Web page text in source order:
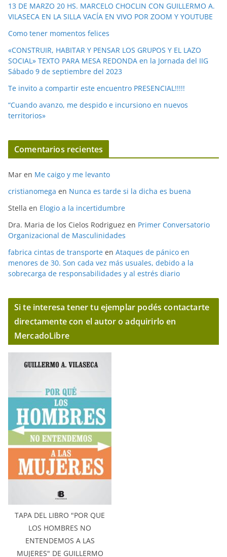
o
13 DE MARZO 20 HS. MARCELO CHOCLIN CON GUILLERMO A.
VILASECA EN LA SILLA VACÍA EN VIVO POR ZOOM Y YOUTUBE
Como tener momentos felices
«CONSTRUIR, HABITAR Y PENSAR LOS GRUPOS Y EL LAZO
SOCIAL» TEXTO PARA MESA REDONDA en la Jornada del IIG
Sábado 9 de septiembre del 2023
Te invito a compartir este encuentro PRESENCIAL!!!!!
“Cuando avanzo, me despido e incursiono en nuevos
territorios»
Comentarios recientes
Mar en Me caigo y me levanto
cristianomega en Nunca es tarde si la dicha es buena
Stella en Elogio a la incertidumbre
Dra. Maria de los Cielos Rodriguez en Primer Conversatorio
Organizacional de Masculinidades
fabrica cintas de transporte en Ataques de pánico en
menores de 30. Son cada vez más usuales, debido a la
sobrecarga de responsabilidades y al estrés diario
Si te interesa tener tu ejemplar podés contactarte
directamente con el autor o adquirirlo en
MercadoLibre
TAPA DEL LIBRO "POR QUE
LOS HOMBRES NO
ENTENDEMOS A LAS
MUJERES" DE GUILLERMO